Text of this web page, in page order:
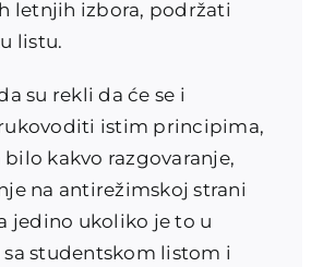
letnjih izbora, podržati
listu.
su rekli da će se i
istim principima,
bilo kakvo razgovaranje,
na antirežimskoj strani
jedino ukoliko je to u
studentskom listom i